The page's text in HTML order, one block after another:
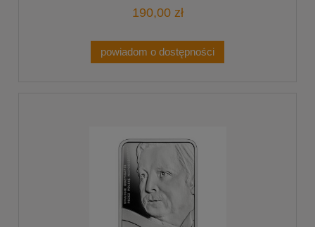
190,00 zł
powiadom o dostępności